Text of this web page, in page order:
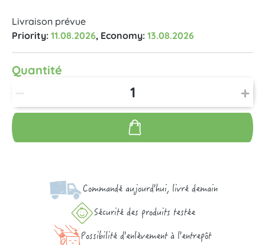
Livraison prévue
Priority: 11.08.2026, Economy: 13.08.2026
Quantité
Commandé aujourd'hui, livré demain
Sécurité des produits testée
Possibilité d'enlèvement à l'entrepôt